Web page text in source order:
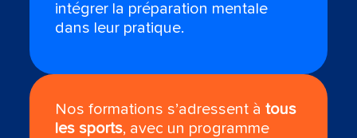
intégrer la préparation mentale
dans leur pratique.
Nos formations s’adressent à tous
les sports, avec un programme